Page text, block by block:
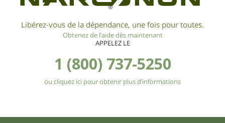
®
Libérez-vous de la dépendance, une fois pour toutes.
Obtenez de l’aide dès maintenant
APPELEZ LE
1 (800) 737-5250
ou cliquez ici pour obtenir plus d’informations